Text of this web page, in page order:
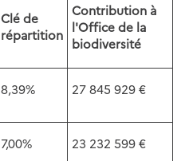
Clé de
répartition
Contribution à
l'Office de la
biodiversité
8,39% 27 845 929 €
7,00% 23 232 599 €